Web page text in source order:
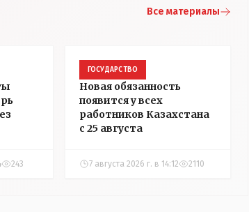
Все материалы
243
ГОСУДАРСТВО
Новая обязанность
появится у всех
работников Казахстана
с 25 августа
7 августа 2026 г. в 14:12 2110